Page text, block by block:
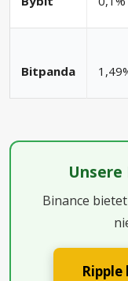
Bitpanda
Unsere
Binance